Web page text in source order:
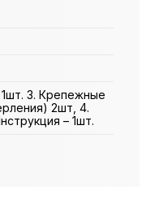
3. Крепежные
2шт, 4.
– 1шт.